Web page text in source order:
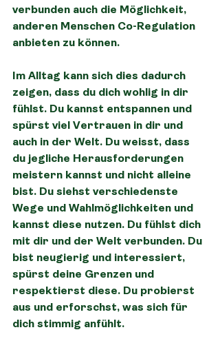
verbunden auch die Möglichkeit,
anderen Menschen Co-Regulation
anbieten zu können.
Im Alltag kann sich dies dadurch
zeigen, dass du dich wohlig in dir
fühlst. Du kannst entspannen und
spürst viel Vertrauen in dir und
auch in der Welt. Du weisst, dass
du jegliche Herausforderungen
meistern kannst und nicht alleine
bist. Du siehst verschiedenste
Wege und Wahlmöglichkeiten und
kannst diese nutzen. Du fühlst dich
mit dir und der Welt verbunden. Du
bist neugierig und interessiert,
spürst deine Grenzen und
respektierst diese. Du probierst
aus und erforschst, was sich für
dich stimmig anfühlt.